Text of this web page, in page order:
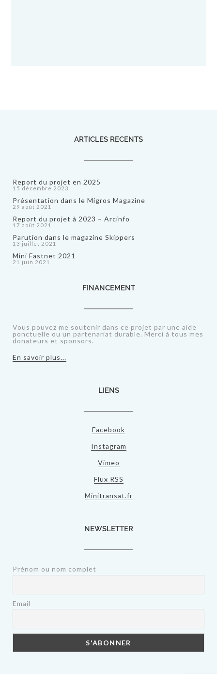
ARTICLES RECENTS
Report du projet en 2025
15 décembre 2023
Présentation dans le Migros Magazine
29 août 2021
Report du projet à 2023 – Arcinfo
17 août 2021
Parution dans le magazine Skippers
13 juillet 2021
Mini Fastnet 2021
21 juin 2021
FINANCEMENT
Vous pouvez me soutenir dans ce projet par une aide
ponctuelle ou un partenariat durable. Merci à tous mes
donateurs et sponsors.
En savoir plus...
LIENS
Facebook
Instagram
Vimeo
Flux RSS
Minitransat.fr
NEWSLETTER
Prénom ou nom complet
Email